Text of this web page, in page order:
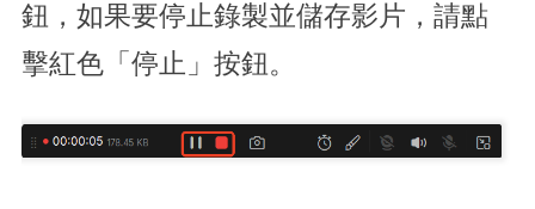
鈕，如果要停止錄製並儲存影片，請點
擊紅色「停止」按鈕。